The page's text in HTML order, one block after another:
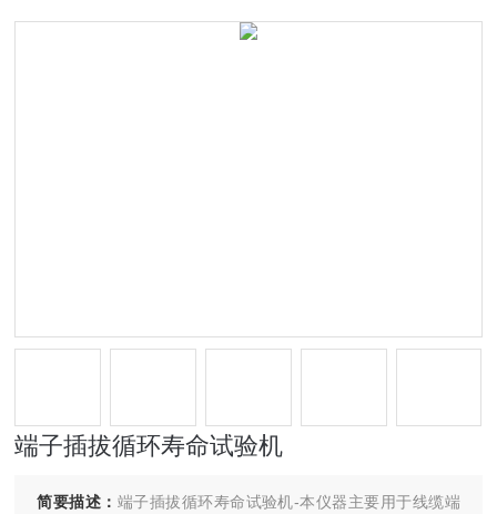
端子插拔循环寿命试验机
简要描述： 端子插拔循环寿命试验机-本仪器主要用于线缆端